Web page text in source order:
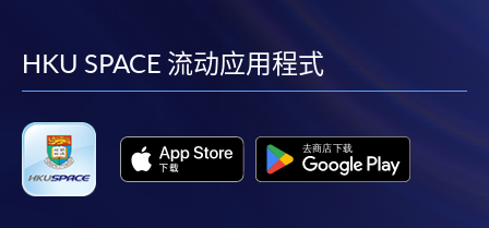
facebook
youtube
linkedin
HKU SPACE 流动应用程式